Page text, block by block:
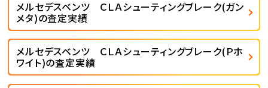
メルセデスベンツ ＣＬＡシューティングブレーク(ガン
メタ)の査定実績
メルセデスベンツ ＣＬＡシューティングブレーク(Ｐホ
ワイト)の査定実績